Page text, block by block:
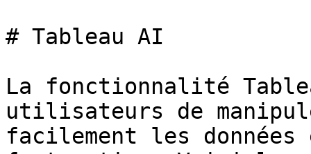
# Tableau AI
La fonctionnalité
utilisateurs de
facilement les données